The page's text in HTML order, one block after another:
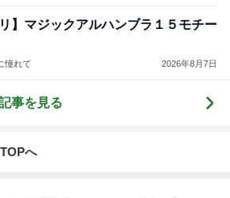
リ】マジックアルハンブラ１５モチー
憧れて 2026年8月7日
事を見る
へ